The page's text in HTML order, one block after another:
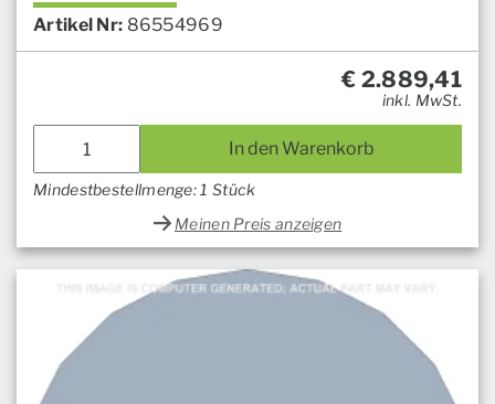
Artikel Nr: 86554969
€ 2.889,41
inkl. MwSt.
In den Warenkorb
Mindestbestellmenge: 1 Stück
Meinen Preis anzeigen